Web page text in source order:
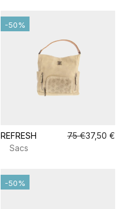
REFRESH 75 €37,50 €
Sacs
-50%
-50%